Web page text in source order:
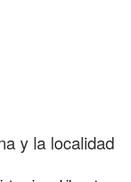
y la localidad